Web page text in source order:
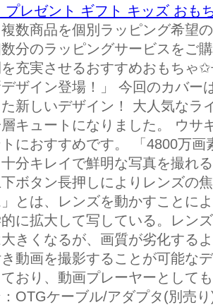
プレゼント ギフト キッズ おも
数商品を個別ラッピング希望
分のラッピングサービスをご
を充実させるおすすめおもちゃ
ザイン登場！」 今回のカバー
た新しいデザイン！ 大人気なラ
キュートになりました。 ウサ
トにおすすめです。 「4800万
十分キレイで鮮明な写真を撮れ
下ボタン長押しによりレンズの
」とは、レンズを動かすことに
に拡大して写している。レン
きくなるが、画質が劣化する
動画を撮影することが可能な
ており、動画プレーヤーとして
OTGケーブル/アダプタ(別売